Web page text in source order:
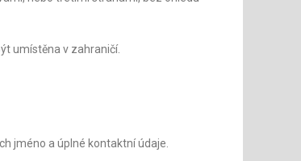
umístěna v zahraničí.
jméno a úplné kontaktní údaje.